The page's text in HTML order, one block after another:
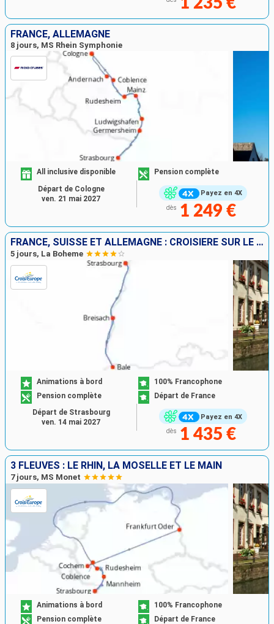
FRANCE, ALLEMAGNE
8 jours, MS Rhein Symphonie
Payez en 4X
All inclusive disponible Pension complète
dès 1 249 €
Départ de Cologne
ven. 21 mai 2027
FRANCE, SUISSE ET ALLEMAGNE : CROISIÈRE SUR LE RHIN VERS LA RÉGION DES 3 PAYS ET VOYAGE À BORD DU TRAIN "GLACIER EXPRESS"
5 jours, La Boheme
Payez en 4X
Animations à bord
100% Francophone
Pension complète
Départ de France
dès 1 435 €
Départ de Strasbourg
ven. 14 mai 2027
3 FLEUVES : LE RHIN, LA MOSELLE ET LE MAIN
7 jours, MS Monet
Animations à bord
100% Francophone
Pension complète
Départ de France